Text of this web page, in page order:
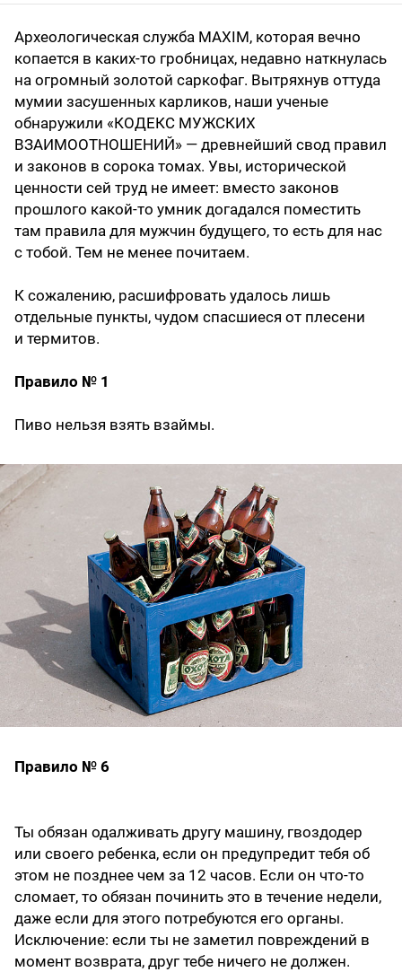
Археологическая служба MAXIM, которая вечно
копается в каких-то гробницах, недавно наткнулась
на огромный золотой саркофаг. Вытряхнув оттуда
мумии засушенных карликов, наши ученые
обнаружили «КОДЕКС МУЖСКИХ
ВЗАИМООТНОШЕНИЙ» — древнейший свод правил
и законов в сорока томах. Увы, исторической
ценности сей труд не имеет: вместо законов
прошлого какой-то умник догадался поместить
там правила для мужчин будущего, то есть для нас
с тобой. Тем не менее почитаем.
К сожалению, расшифровать удалось лишь
отдельные пункты, чудом спасшиеся от плесени
и термитов.
Правило № 1
Пиво нельзя взять взаймы.
Правило № 6
Ты обязан одалживать другу машину, гвоздодер
или своего ребенка, если он предупредит тебя об
этом не позднее чем за 12 часов. Если он что-то
сломает, то обязан починить это в течение недели,
даже если для этого потребуются его органы.
Исключение: если ты не заметил повреждений в
момент возврата, друг тебе ничего не должен.